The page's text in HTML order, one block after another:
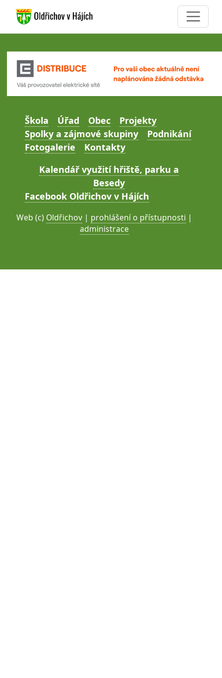
Škola Úřad Obec
Projekty
Spolky a zájmové skupiny
Podnikání
Fotogalerie
Kontakty
Kalendář využití hřiště, parku a
Besedy
Facebook Oldřichov v Hájích
Web (c) Oldřichov | prohlášení o přístupnosti |
administrace